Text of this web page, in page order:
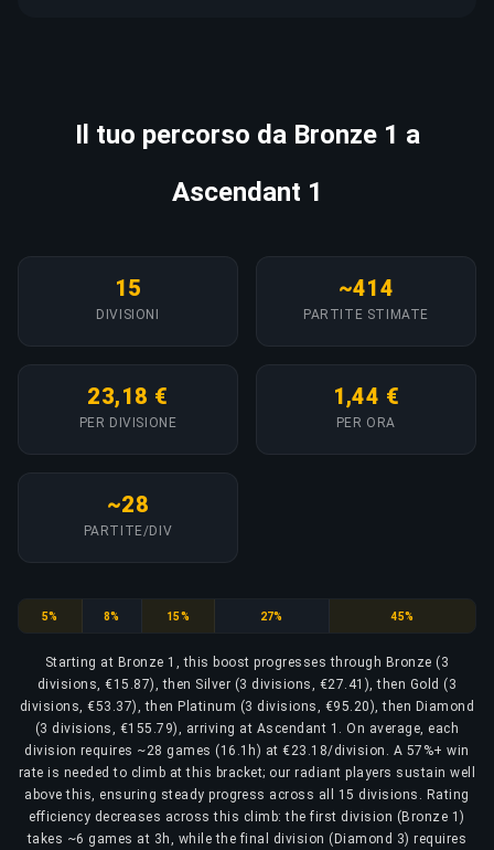
Il tuo percorso da Bronze 1 a
Ascendant 1
15
DIVISIONI
~414
PARTITE STIMATE
23,18 €
PER DIVISIONE
1,44 €
PER ORA
~28
PARTITE/DIV
Bronze
5% Silver
8% Gold
15% Platinum
27% Diamond
45%
Starting at Bronze 1, this boost progresses through Bronze (3
divisions, €15.87), then Silver (3 divisions, €27.41), then Gold (3
divisions, €53.37), then Platinum (3 divisions, €95.20), then Diamond
(3 divisions, €155.79), arriving at Ascendant 1. On average, each
division requires ~28 games (16.1h) at €23.18/division. A 57%+ win
rate is needed to climb at this bracket; our radiant players sustain well
above this, ensuring steady progress across all 15 divisions. Rating
efficiency decreases across this climb: the first division (Bronze 1)
takes ~6 games at 3h, while the final division (Diamond 3) requires